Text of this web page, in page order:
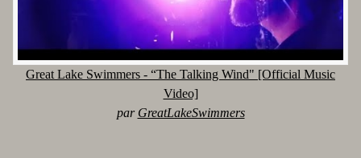
Great Lake Swimmers - “The Talking Wind" [Official Music
Video]
par GreatLakeSwimmers